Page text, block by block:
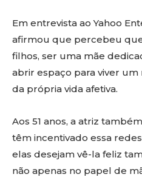
Em entrevista ao Yahoo
afirmou que percebeu
filhos, ser uma mãe
abrir espaço para viver
da própria vida afetiva.
Aos 51 anos, a atriz
têm incentivado essa
elas desejam vê-la feliz
não apenas no papel de